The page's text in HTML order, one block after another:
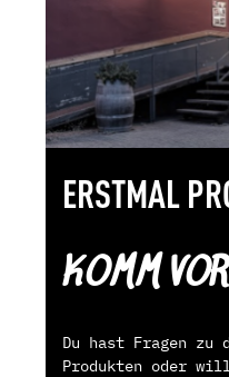
ERSTMAL
KOMM
Du hast Fragen zu
Produkten oder